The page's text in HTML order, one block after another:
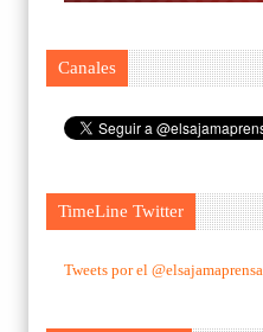
Canales
TimeLine Twitter
Tweets por el @elsajamaprensa.